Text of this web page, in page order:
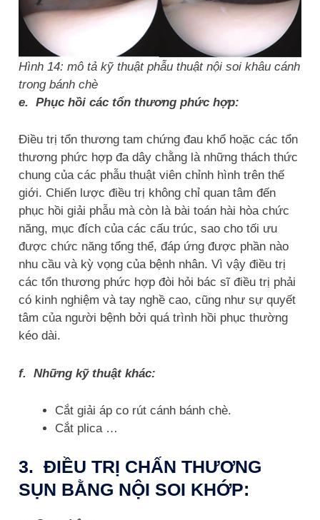
Hình 14: mô tả kỹ thuật phẫu thuật nội soi khâu cánh
trong bánh chè
e. Phục hồi các tổn thương phức hợp:
Điều trị tổn thương tam chứng đau khổ hoặc các tổn
thương phức hợp đa dây chằng là những thách thức
chung của các phẫu thuật viên chỉnh hình trên thế
giới. Chiến lược điều trị không chỉ quan tâm đến
phục hồi giải phẫu mà còn là bài toán hài hòa chức
năng, mục đích của các cấu trúc, sao cho tối ưu
được chức năng tổng thể, đáp ứng được phần nào
nhu cầu và kỳ vọng của bệnh nhân. Vì vậy điều trị
các tổn thương phức hợp đòi hỏi bác sĩ điều trị phải
có kinh nghiệm và tay nghề cao, cũng như sự quyết
tâm của người bệnh bởi quá trình hồi phục thường
kéo dài.
f. Những kỹ thuật khác:
Cắt giải áp co rút cánh bánh chè.
Cắt plica …
3. ĐIỀU TRỊ CHẤN THƯƠNG
SỤN BẰNG NỘI SOI KHỚP: